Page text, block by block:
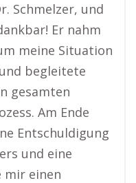
Schmelzer, und
Er nahm
meine Situation
begleitete
gesamten
Am Ende
Entschuldigung
und eine
mir einen